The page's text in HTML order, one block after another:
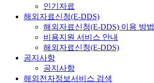
인기자료
해외자료신청(E-DDS)
해외자료신청(E-DDS) 이용 방법
비용지원 서비스 안내
해외자료신청(E-DDS)
공지사항
공지사항
해외전자정보서비스 검색